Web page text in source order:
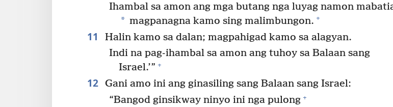
Ihambal sa amon ang mga butang nga luyag namon
* magpanagna kamo sing malimbungon. +
11
Halin kamo sa dalan; magpahigad kamo sa alagyan.
Indi na pag-ihambal sa amon ang tuhoy sa Balaan sang
Israel.’” +
12 Gani amo ini ang ginasiling sang Balaan sang Israel:
“Bangod ginsikway ninyo ini nga pulong +